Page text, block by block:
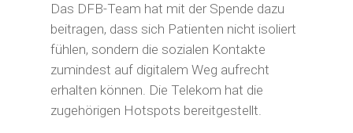
Das DFB-Team hat mit der Spende dazu
beitragen, dass sich Patienten nicht isoliert
fühlen, sondern die sozialen Kontakte
zumindest auf digitalem Weg aufrecht
erhalten können. Die Telekom hat die
zugehörigen Hotspots bereitgestellt.
Privatpersonen
Gutes tun
Unerkannt Gutes tun
Unterstützen Sie unsere
Unternehmen
Gutes tun
Eigene Aktion
Erfüllen Sie
Projektwünsche